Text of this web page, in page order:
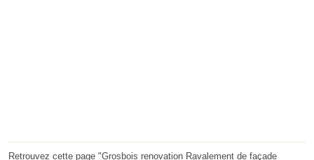
Retrouvez cette page "Grosbois renovation Ravalement de façade